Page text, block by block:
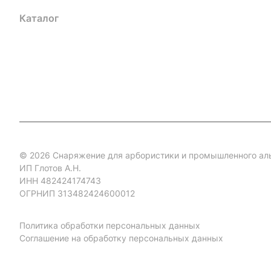
Каталог
© 2026 Снаряжение для арбористики и промышленного
ИП Глотов А.Н.
ИНН 482424174743
ОГРНИП 313482424600012
Политика обработки персональных данных
Соглашение на обработку персональных данных